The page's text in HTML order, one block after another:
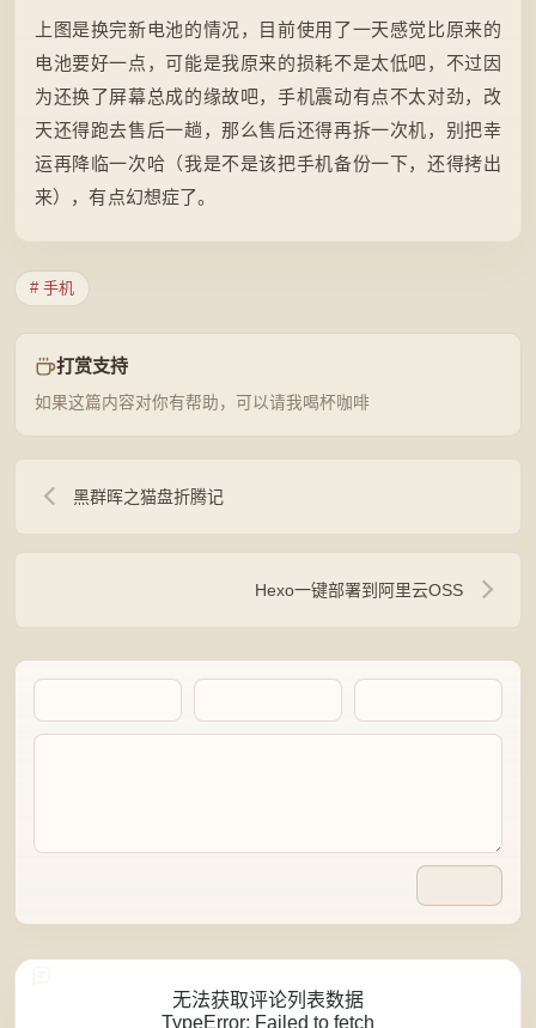
上图是换完新电池的情况，目前使用了一天感觉比原来的
电池要好一点，可能是我原来的损耗不是太低吧，不过因
为还换了屏幕总成的缘故吧，手机震动有点不太对劲，改
天还得跑去售后一趟，那么售后还得再拆一次机，别把幸
运再降临一次哈（我是不是该把手机备份一下，还得拷出
来），有点幻想症了。
# 手机
打赏支持
如果这篇内容对你有帮助，可以请我喝杯咖啡
黑群晖之猫盘折腾记
Hexo一键部署到阿里云OSS
无法获取评论列表数据
TypeError: Failed to fetch